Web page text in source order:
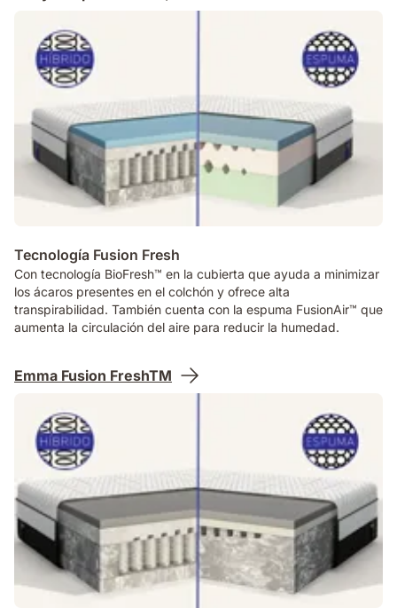
Tecnología Fusion Fresh
Con tecnología BioFresh™ en la cubierta que ayuda a minimizar
los ácaros presentes en el colchón y ofrece alta
transpirabilidad. También cuenta con la espuma FusionAir™ que
aumenta la circulación del aire para reducir la humedad.
Emma Fusion FreshTM